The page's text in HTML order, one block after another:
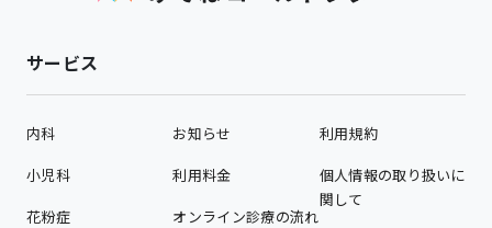
サービス
内科
小児科
花粉症
お知らせ
利用料金
オンライン診療の流れ
利用規約
個人情報の取り扱いに
関して